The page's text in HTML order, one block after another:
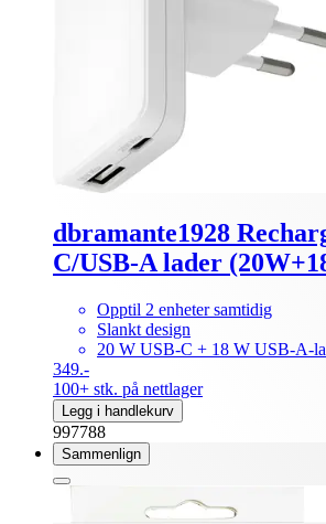
dbramante1928
C/USB-A lader
Opptil 2 enheter samtidig
Slankt design
20 W USB-C + 18 W USB-A-
349.-
100+ stk. på nettlager
Legg i handlekurv
997788
Sammenlign